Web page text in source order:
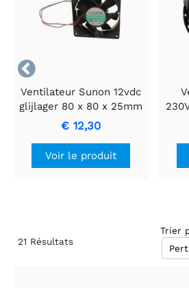

Ventilateur Sunon 12vdc
glijlager 80 x 80 x 25mm
- type: EF80251S3-
1000U-A99
€ 12,30
Voir le produit
à
21 Résultats
Trier